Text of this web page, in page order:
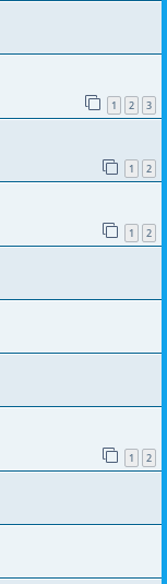
1 2 3
1 2
1 2
1 2